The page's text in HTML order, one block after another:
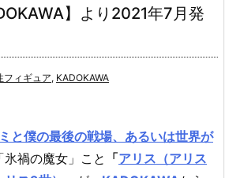
】より2021年7月発
フィギュア, KADOKAWA
と僕の最後の戦場、あるいは世界が
「氷禍の魔女」こと 「アリス（アリス